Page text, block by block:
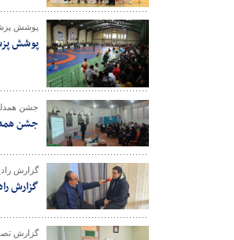
پوشش
پوشش
جشن
جشن
گزارش
گزارش
گزارش